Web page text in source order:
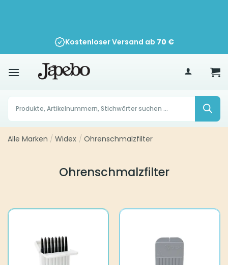
Kostenloser Versand ab 70 €
Products
search
Alle Marken / Widex / Ohrenschmalzfilter
Ohrenschmalzfilter